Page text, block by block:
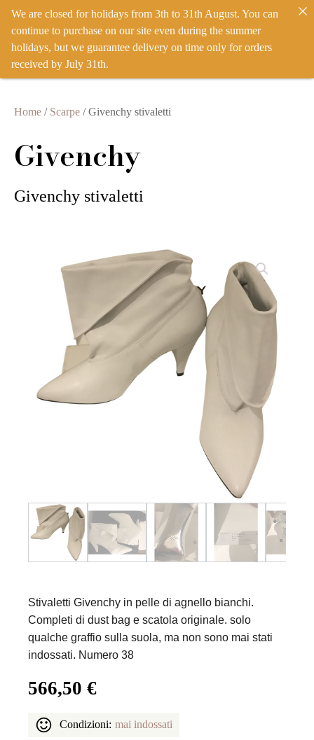
IT ENACCEDI
Home / Scarpe / Givenchy stivaletti
Givenchy
Givenchy stivaletti
Stivaletti Givenchy in pelle di agnello bianchi.
Completi di dust bag e scatola originale. solo
qualche graffio sulla suola, ma non sono mai stati
indossati. Numero 38
566,50 €
Condizioni: mai indossati
We are closed for holidays from 3th to 31th August. You can
continue to purchase on our site even during the summer
holidays, but we guarantee delivery on time only for orders
received by July 31th.